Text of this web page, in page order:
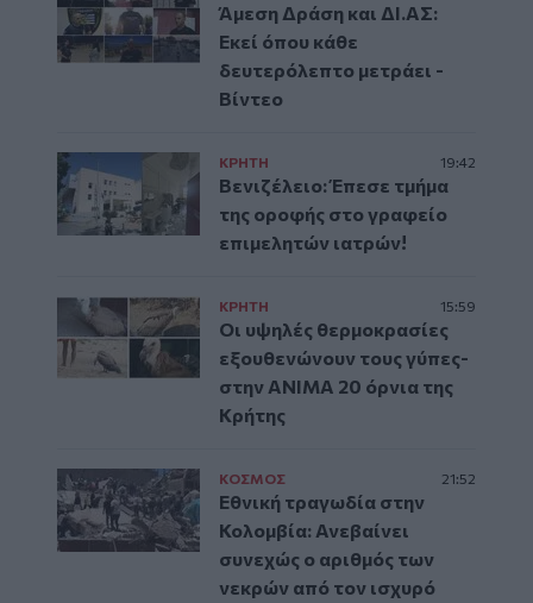
Άμεση Δράση και ΔΙ.ΑΣ:
Εκεί όπου κάθε
δευτερόλεπτο μετράει -
Βίντεο
ΚΡΗΤΗ 19:42
Βενιζέλειο: Έπεσε τμήμα
της οροφής στο γραφείο
επιμελητών ιατρών!
ΚΡΗΤΗ 15:59
Οι υψηλές θερμοκρασίες
εξουθενώνουν τους γύπες-
στην ΑΝΙΜΑ 20 όρνια της
Κρήτης
ΚΟΣΜΟΣ 21:52
Εθνική τραγωδία στην
Κολομβία: Ανεβαίνει
συνεχώς ο αριθμός των
νεκρών από τον ισχυρό